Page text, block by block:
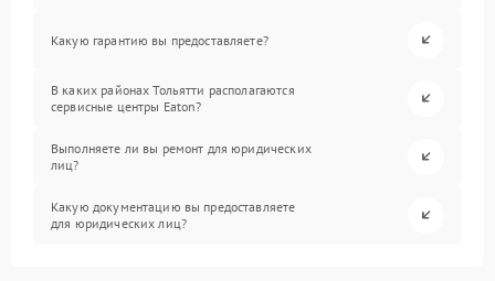
Какую гарантию вы предоставляете?
В каких районах Тольятти располагаются
сервисные центры Eaton?
Выполняете ли вы ремонт для юридических
лиц?
Какую документацию вы предоставляете
для юридических лиц?